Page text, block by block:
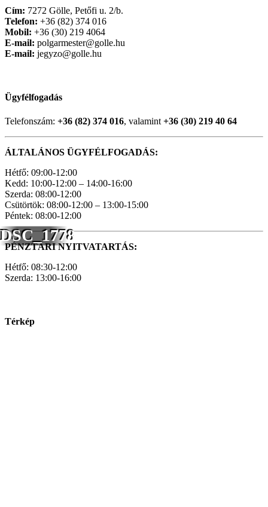
DSC_1778
Cím: 7272 Gölle, Petőfi u. 2/b.
Telefon: +36 (82) 374 016
Mobil: +36 (30) 219 4064
E-mail: polgarmester@golle.hu
E-mail: jegyzo@golle.hu
Ügyfélfogadás
Telefonszám: +36 (82) 374 016, valamint +36 (30) 219 40 64
ÁLTALÁNOS ÜGYFÉLFOGADÁS:
Hétfő: 09:00-12:00
Kedd: 10:00-12:00 – 14:00-16:00
Szerda: 08:00-12:00
Csütörtök: 08:00-12:00 – 13:00-15:00
Péntek: 08:00-12:00
PÉNZTÁRI NYITVATARTÁS:
Hétfő: 08:30-12:00
Szerda: 13:00-16:00
Térkép